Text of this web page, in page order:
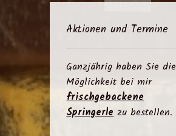
Aktionen und Termine
Ganzjährig haben Sie die
Möglichkeit bei mir
frischgebackene
Springerlezu bestellen.